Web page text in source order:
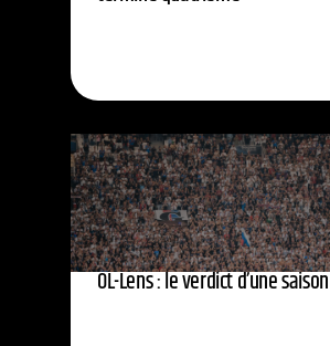
OL-Lens : le verdict d’une saison